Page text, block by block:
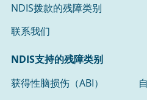
NDIS拨款的残障类别
联系我们
NDIS支持的残障类别
获得性脑损伤（ABI）